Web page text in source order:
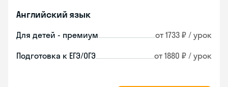
Английский язык
Для детей - премиум от 1733 ₽ / урок
Подготовка к ЕГЭ/ОГЭ от 1880 ₽ / урок